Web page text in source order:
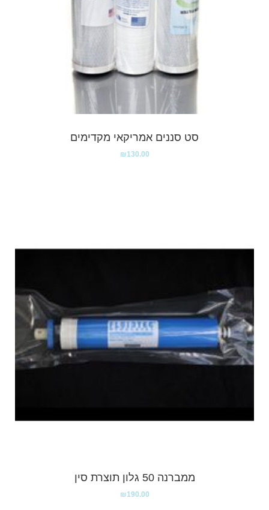
סט סננים אמריקאי מקדימים
₪130.00
ממברנה 50 גלון תוצרת סין
₪190.00